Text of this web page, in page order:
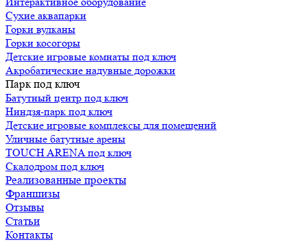
Сухие аквапарки
Горки вулканы
Горки косогоры
Детские игровые комнаты под ключ
Акробатические надувные дорожки
Парк под ключ
Батутный центр под ключ
Ниндзя-парк под ключ
Детские игровые комплексы для помещений
Уличные батутные арены
TOUCH ARENA под ключ
Скалодром под ключ
Реализованные проекты
Франшизы
Отзывы
Статьи
Контакты